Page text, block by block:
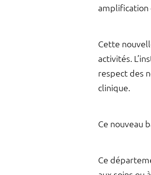
amplification
Cette
activités.
respect des
clinique.
Ce nouveau
Ce